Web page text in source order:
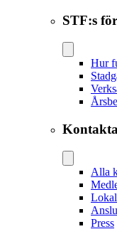
STF:s
Hur
Alla
Press